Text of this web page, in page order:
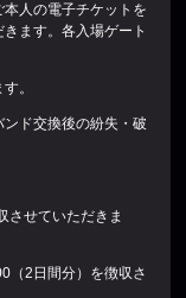
人の電子チケットを
ます。各入場ゲート
。
ド交換後の紛失・破
させていただきま
（2日間分）を徴収さ